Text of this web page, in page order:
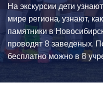
На экскурсии дети
мире региона, узнают,
памятники в
проводят 8 заведеных.
бесплатно можно в 8